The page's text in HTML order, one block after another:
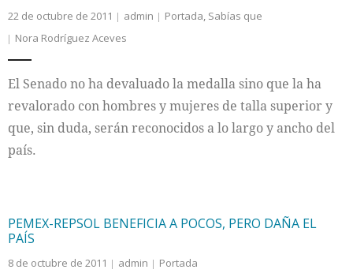
22 de octubre de 2011 admin Portada, Sabías que
Nora Rodríguez Aceves
El Senado no ha devaluado la medalla sino que la ha
revalorado con hombres y mujeres de talla superior y
que, sin duda, serán reconocidos a lo largo y ancho del
país.
PEMEX-REPSOL BENEFICIA A POCOS, PERO DAÑA EL
PAÍS
8 de octubre de 2011 admin
Portada